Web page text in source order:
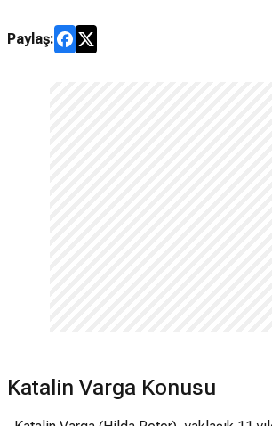
Paylaş:
Katalin Varga Konusu